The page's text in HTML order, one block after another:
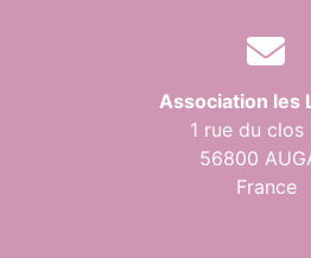
Association les
1 rue du clos
56800
France